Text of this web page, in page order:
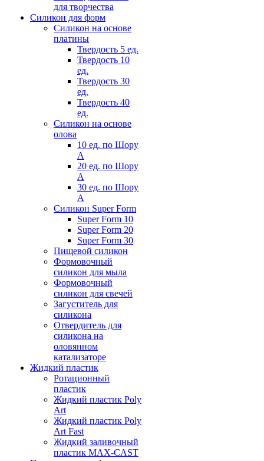
для творчества
Силикон для форм
Силикон на основе
платины
Твердость 5 ед.
Твердость 10
ед.
Твердость 30
ед.
Твердость 40
ед.
Силикон на основе
олова
10 ед. по Шору
А
20 ед. по Шору
А
30 ед. по Шору
А
Силикон Super Form
Super Form 10
Super Form 20
Super Form 30
Пищевой силикон
Формовочный
силикон для мыла
Формовочный
силикон для свечей
Загуститель для
силикона
Отвердитель для
силикона на
оловянном
катализаторе
Жидкий пластик
Ротационный
пластик
Жидкий пластик Poly
Art
Жидкий пластик Poly
Art Fast
Жидкий заливочный
пластик MAX-CAST